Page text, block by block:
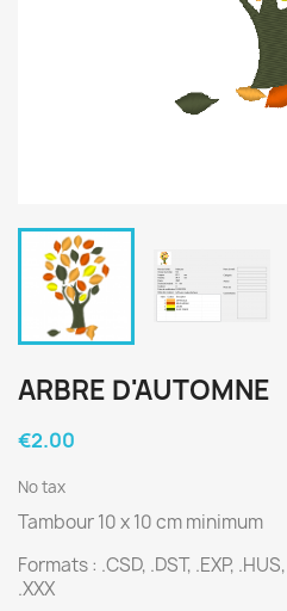
ARBRE D'AUTOMNE
€2.00
No tax
Tambour 10 x 10 cm minimum
Formats : .CSD, .DST, .EXP,
.XXX